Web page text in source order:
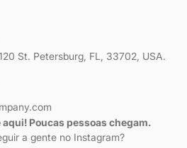
St. Petersburg, FL, 33702, USA.
Poucas pessoas chegam.
a gente no Instagram?